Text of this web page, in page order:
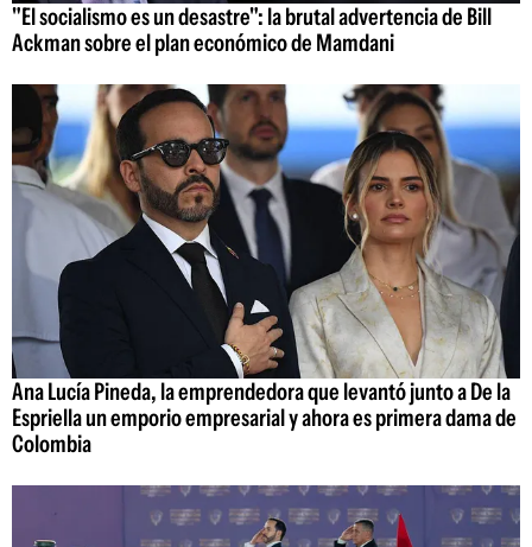
"El socialismo es un desastre": la brutal advertencia de Bill
Ackman sobre el plan económico de Mamdani
Ana Lucía Pineda, la emprendedora que levantó junto a De la
Espriella un emporio empresarial y ahora es primera dama de
Colombia